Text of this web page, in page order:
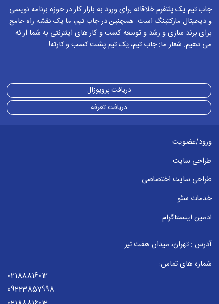
جاب تیم یک پلتفرم خلاقانه برای ورود به بازار کار در حوزه برنامه نویسی
و دیجیتال مارکتینگ است. همچنین در جاب تیم، ما یک نقشه راه جامع
برای برند سازی و رشد و توسعه کسب و کار های اینترنتی به شما ارائه
می دهیم. شعار ما: جاب تیم، یک تیم پشت کسب و کارته!
دریافت پروپوزال
دریافت تعرفه
ورود/عضویت
طراحی سایت
طراحی سایت اختصاصی
خدمات سئو
ادمین اینستاگرام
آدرس : تهران، میدان هفت تیر
شماره های تماس:
02188816012
09223857998